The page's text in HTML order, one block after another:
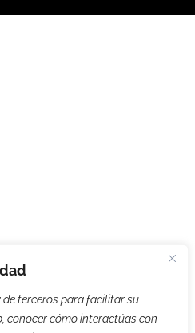
terceros para facilitar su
conocer cómo interactúas con